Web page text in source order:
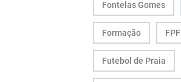
Fontelas Gomes
Formação FPF
Futebol de Praia